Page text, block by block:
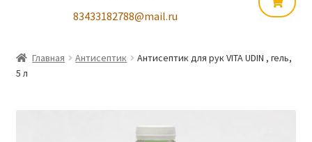
83433182788@mail.ru
Главная Антисептик
Антисептик для рук VITA UDIN , гель,
5 л